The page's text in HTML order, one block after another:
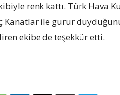
renk kattı. Türk Hava
Kanatlar ile gurur
ekibe de teşekkür etti.